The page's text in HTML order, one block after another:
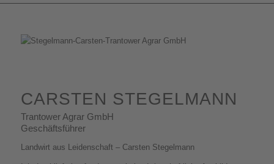
CARSTEN STEGELMANN
Trantower Agrar GmbH
Geschäftsführer
Landwirt aus Leidenschaft – Carsten Stegelmann